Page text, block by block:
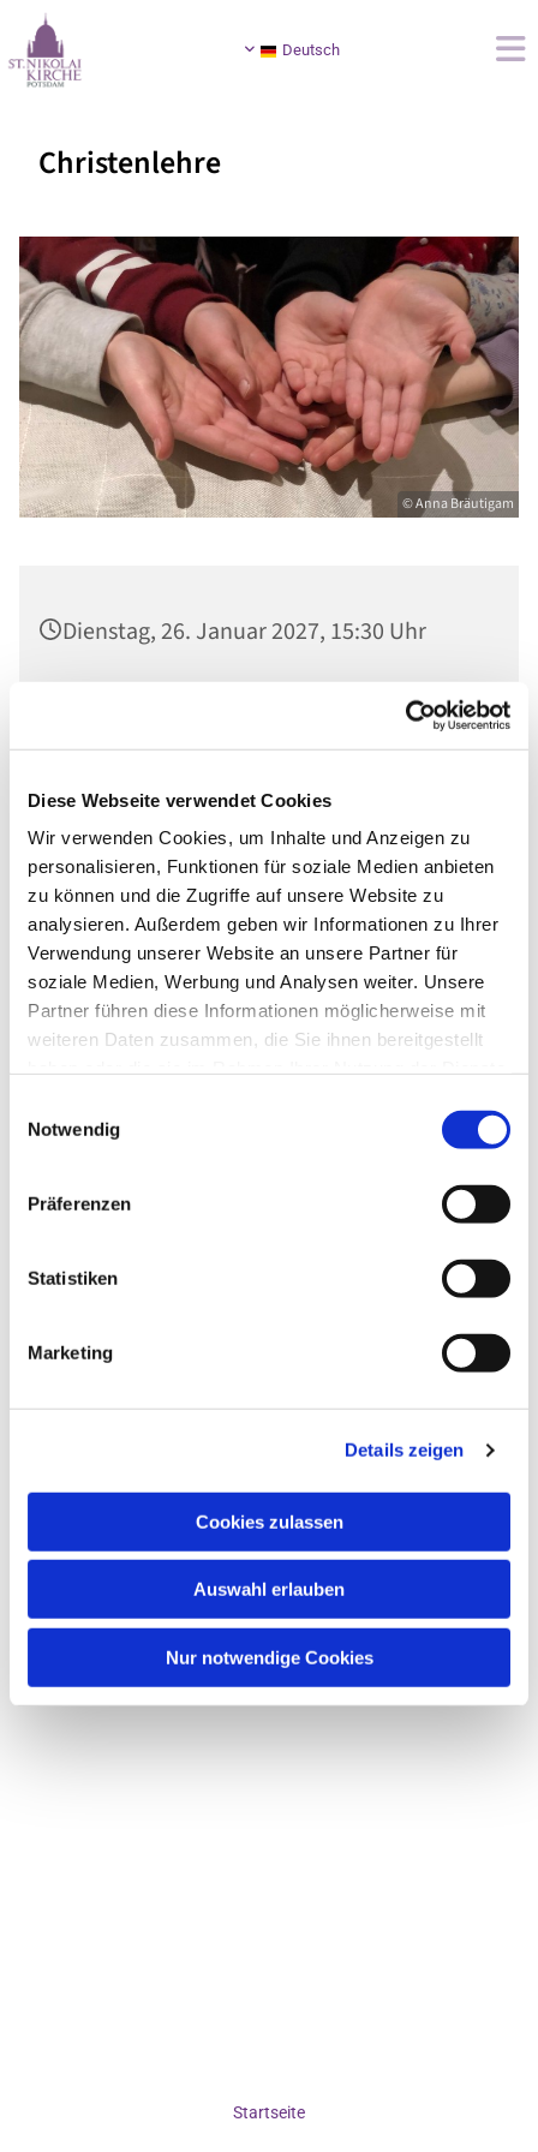
Diese Webseite verwendet Cookies
Wir verwenden Cookies, um Inhalte und Anzeigen zu
personalisieren, Funktionen für soziale Medien anbieten
zu können und die Zugriffe auf unsere Website zu
analysieren. Außerdem geben wir Informationen zu Ihrer
Verwendung unserer Website an unsere Partner für
soziale Medien, Werbung und Analysen weiter. Unsere
Partner führen diese Informationen möglicherweise mit
weiteren Daten zusammen, die Sie ihnen bereitgestellt
Notwendig
Präferenzen
Statistiken
Marketing
Details zeigen
Cookies zulassen
Auswahl erlauben
Nur notwendige Cookies
Deutsch
Christenlehre
© Anna Bräutigam
Dienstag, 26. Januar 2027, 15:30 Uhr
Ev. St. Nikolaikirche, Am Alten Markt,
Anna Bräutigam
Dies könnte Sie auch interessieren
Startseite